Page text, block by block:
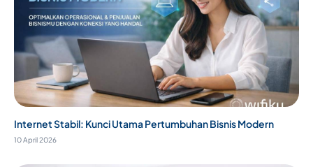
Internet Stabil: Kunci Utama Pertumbuhan Bisnis Modern
10 April 2026